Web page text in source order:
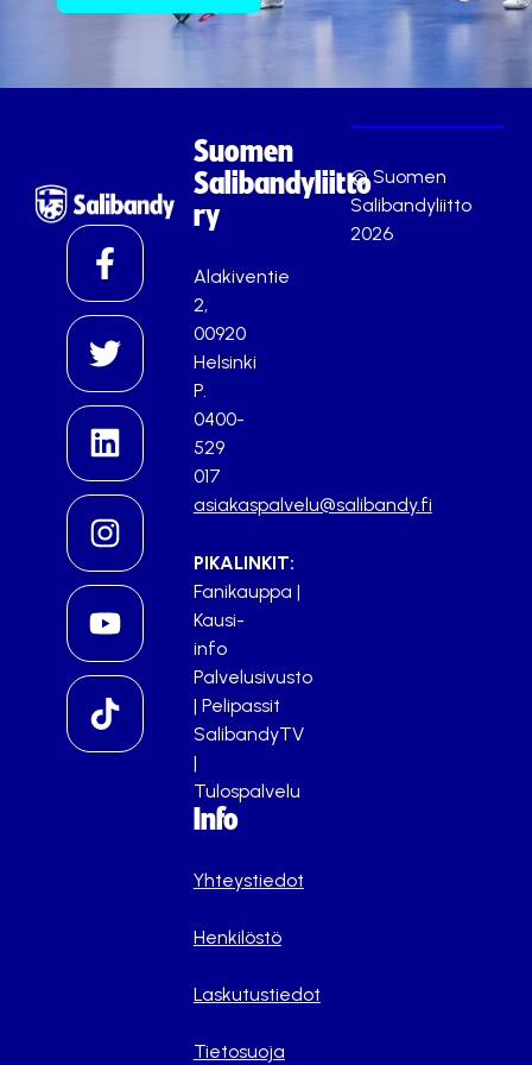
Suomen
Salibandyliitto
ry
Alakiventie
2,
00920
Helsinki
P.
0400-
529
017
asiakaspalvelu@salibandy.fi
PIKALINKIT:
Fanikauppa |
Kausi-
info
Palvelusivusto
| Pelipassit
SalibandyTV
|
Tulospalvelu
Info
Yhteystiedot
Henkilöstö
Laskutustiedot
Tietosuoja
© Suomen
Salibandyliitto
2026